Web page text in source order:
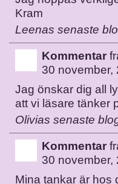
Kram
Leenas senaste
Kommentar
30 november,
Jag önskar dig all
att vi läsare tänker
Olivias senaste
Kommentar
30 november,
Mina tankar är hos